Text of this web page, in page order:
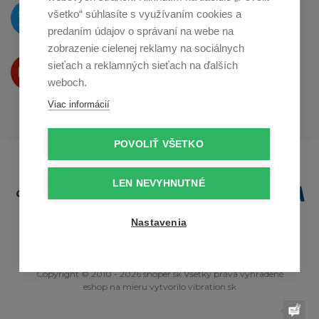
O novinkách píšeme
na Twitteri
Produkty Vám predstavujeme
naYoutube
Copyright © 2010 - 2026 snoper.sk Všetky práva vyhradené
eshop na mieru vytvorilo vibration.sk
všetko“ súhlasíte s využívaním cookies a
predaním údajov o správaní na webe na
zobrazenie cielenej reklamy na sociálnych
sieťach a reklamných sieťach na ďalších
weboch.
Viac informácií
POVOLIŤ VŠETKO
LEN NEVYHNUTNÉ
Nastavenia